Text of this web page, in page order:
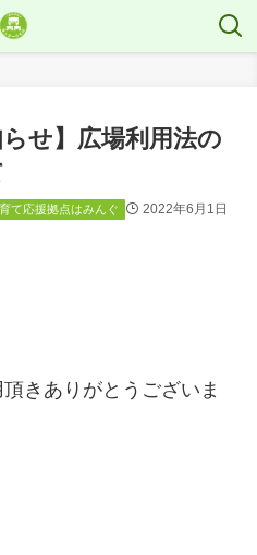
らせ】広場利用法の
て応援拠点はみんぐ 2022年6月1日
きありがとうございま